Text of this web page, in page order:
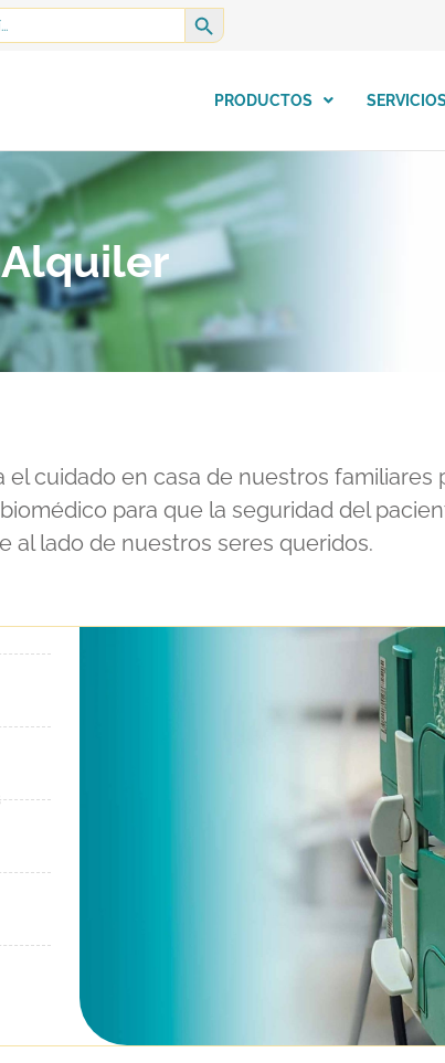
SEARCH BUTTON
PRODUCTOS
Alquiler
cuidado en casa de nuestros familiares
para que la seguridad del
al lado de nuestros seres queridos.